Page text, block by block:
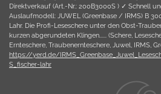
Direktverkauf (Art.-Nr.: 200B3000S ) ✓ Schnell
Auslaufmodell: JUWEL (Greenbase / IRMS) B
Lahr. Die Profi-Leseschere unter den Obst-
kurzen abgerundeten Klingen...... (Schere,
Ernteschere, Traubenernteschere, Juwel, IRMS,
https://yerd.de/
S_fischer-lahr